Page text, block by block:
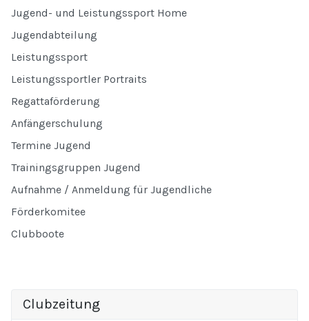
Jugend- und Leistungssport Home
Jugendabteilung
Leistungssport
Leistungssportler Portraits
Regattaförderung
Anfängerschulung
Termine Jugend
Trainingsgruppen Jugend
Aufnahme / Anmeldung für Jugendliche
Förderkomitee
Clubboote
Clubzeitung